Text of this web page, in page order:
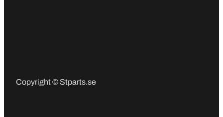
Copyright © Stparts.se